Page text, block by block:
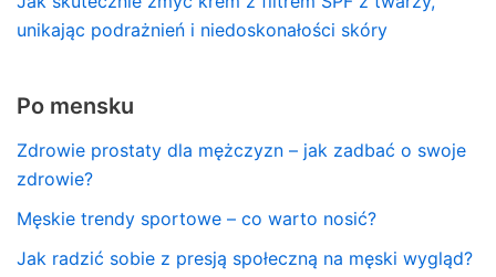
unikając podrażnień i niedoskonałości skóry
Po mensku
Zdrowie prostaty dla mężczyzn – jak zadbać o swoje
zdrowie?
Męskie trendy sportowe – co warto nosić?
Jak radzić sobie z presją społeczną na męski wygląd?